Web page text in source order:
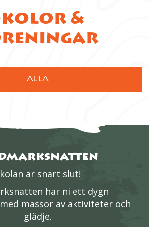
&
ALLA
är snart slut!
har ni ett dygn
massor av aktiviteter och
glädje.